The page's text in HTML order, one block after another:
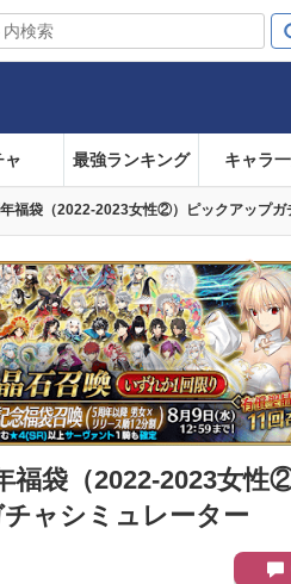
ャ 最強ランキング キャラ
年福袋（2022-2023女性②）ピックアップ
福袋（2022-2023女性
ャシミュレーター